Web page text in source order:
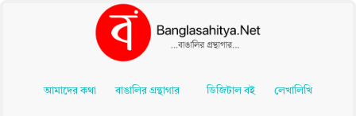
Contentআমাদের কথা বাঙালির গ্রন্থাগার ডিজিটাল বই লেখালিখি